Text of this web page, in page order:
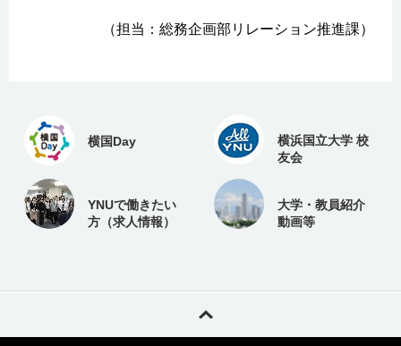
（担当：総務企画部リレーション推進課）
横国Day
横浜国立大学 校
友会
YNUで働きたい
方（求人情報）
大学・教員紹介
動画等